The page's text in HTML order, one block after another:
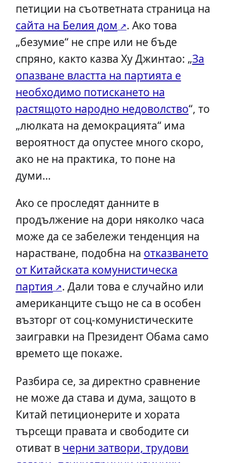
петиции на съответната страница на
сайта на Белия дом
. Ако това
„безумие“ не спре или не бъде
спряно, както казва Ху Джинтао: „За
опазване властта на партията е
необходимо потискането на
растящото народно недоволство“, то
„люлката на демокрацията“ има
вероятност да опустее много скоро,
ако не на практика, то поне на
думи…
Ако се проследят данните в
продължение на дори няколко часа
може да се забележи тенденция на
нарастване, подобна на отказването
от Китайската комунистическа
партия
. Дали това е случайно или
американците също не са в особен
възторг от соц-комунистическите
заигравки на Президент Обама само
времето ще покаже.
Разбира се, за директно сравнение
не може да става и дума, защото в
Китай петиционерите и хората
търсещи правата и свободите си
отиват в черни затвори, трудови